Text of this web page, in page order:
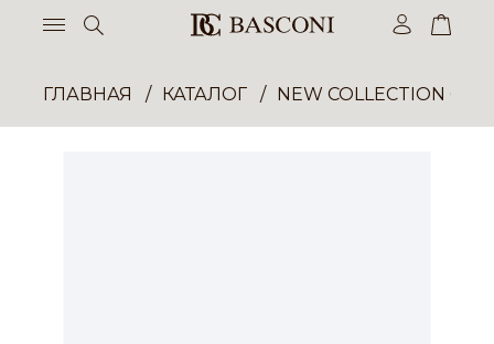
ГЛАВНАЯ КАТАЛОГ NEW COLLECTION